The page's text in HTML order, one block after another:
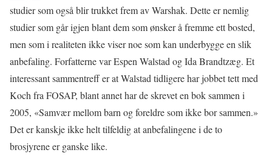
studier som også blir trukket frem av Warshak. Dette er nemlig
studier som går igjen blant dem som ønsker å fremme ett bosted,
men som i realiteten ikke viser noe som kan underbygge en slik
anbefaling. Forfatterne var Espen Walstad og Ida Brandtzæg. Et
interessant sammentreff er at Walstad tidligere har jobbet tett med
Koch fra FOSAP, blant annet har de skrevet en bok sammen i
2005, «Samvær mellom barn og foreldre som ikke bor sammen.»
Det er kanskje ikke helt tilfeldig at anbefalingene i de to
brosjyrene er ganske like.